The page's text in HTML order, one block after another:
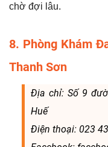
chờ đợi lâu.
8. Phòng Khám
Thanh Sơn
Địa chỉ: Số 9
Huế
Điện thoại: 023